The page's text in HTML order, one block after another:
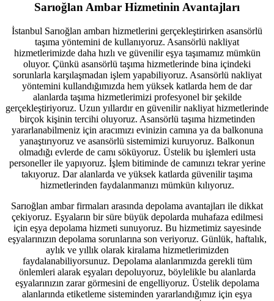
Sarıoğlan Ambar Hizmetinin Avantajları
İstanbul Sarıoğlan ambarı hizmetlerini gerçekleştirirken asansörlü
taşıma yöntemini de kullanıyoruz. Asansörlü nakliyat
hizmetlerimizde daha hızlı ve güvenilir eşya taşımamız mümkün
oluyor. Çünkü asansörlü taşıma hizmetlerinde bina içindeki
sorunlarla karşılaşmadan işlem yapabiliyoruz. Asansörlü nakliyat
yöntemini kullandığımızda hem yüksek katlarda hem de dar
alanlarda taşıma hizmetlerimizi profesyonel bir şekilde
gerçekleştiriyoruz. Uzun yıllardır en güvenilir nakliyat hizmetlerinde
birçok kişinin tercihi oluyoruz. Asansörlü taşıma hizmetinden
yararlanabilmeniz için aracımızı evinizin camına ya da balkonuna
yanaştırıyoruz ve asansörlü sistemimizi kuruyoruz. Balkonun
olmadığı evlerde de camı söküyoruz. Üstelik bu işlemleri usta
personeller ile yapıyoruz. İşlem bitiminde de camınızı tekrar yerine
takıyoruz. Dar alanlarda ve yüksek katlarda güvenilir taşıma
hizmetlerinden faydalanmanızı mümkün kılıyoruz.
Sarıoğlan ambar firmaları arasında depolama avantajları ile dikkat
çekiyoruz. Eşyaların bir süre büyük depolarda muhafaza edilmesi
için eşya depolama hizmeti sunuyoruz. Bu hizmetimiz sayesinde
eşyalarınızın depolama sorunlarına son veriyoruz. Günlük, haftalık,
aylık ve yıllık olarak kiralama hizmetlerimizden
faydalanabiliyorsunuz. Depolama alanlarımızda gerekli tüm
önlemleri alarak eşyaları depoluyoruz, böylelikle bu alanlarda
eşyalarınızın zarar görmesini de engelliyoruz. Üstelik depolama
alanlarında etiketleme sisteminden yararlandığımız için eşya